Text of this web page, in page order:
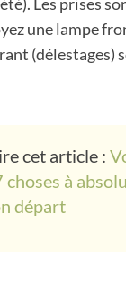
une lampe
(délestages)
cet article :
choses à
départ